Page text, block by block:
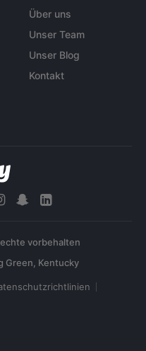
Über uns
Unser Team
Unser Blog
Kontakt
vorbehalten